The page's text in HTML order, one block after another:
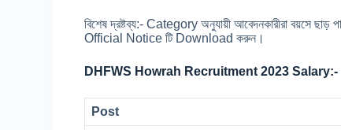
বিশেষ দ্রষ্টব্য:- Category অনুযায়ী আবেদনকারীরা বয়সে
Official Notice টি Download করুন।
DHFWS Howrah Recruitment 2023 Salary:-
Post